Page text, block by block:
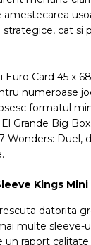
cat si
Euro Card 45 x
numeroase
formatul
Grande Big
Wonders: Duel,
Kings
datorita
multe sleeve-
un raport